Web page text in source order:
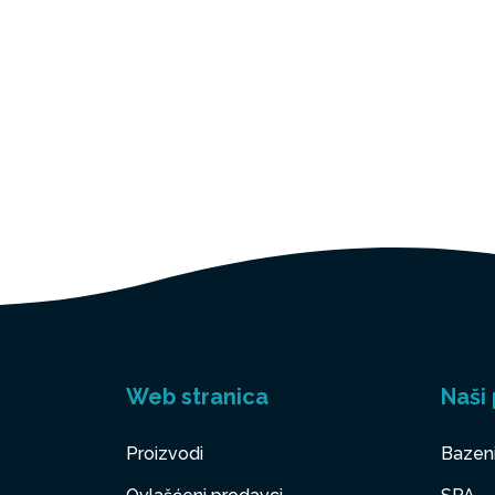
Web stranica
Proizvodi
Naši